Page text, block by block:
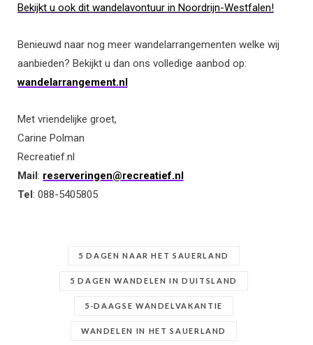
Bekijkt u ook dit wandelavontuur in Noordrijn-Westfalen!
Benieuwd naar nog meer wandelarrangementen welke wij
aanbieden? Bekijkt u dan ons volledige aanbod op:
wandelarrangement.nl
Met vriendelijke groet,
Carine Polman
Recreatief.nl
Mail: reserveringen@recreatief.nl
Tel: 088-5405805
5 DAGEN NAAR HET SAUERLAND
5 DAGEN WANDELEN IN DUITSLAND
5-DAAGSE WANDELVAKANTIE
WANDELEN IN HET SAUERLAND